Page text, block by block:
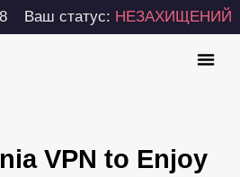
Ваш статус: НЕЗАХИЩЕНИЙ
VPN to Enjoy